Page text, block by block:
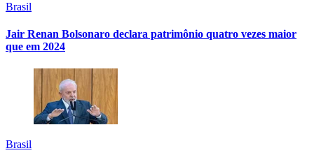
Brasil
Jair Renan Bolsonaro declara patrimônio quatro vezes maior
que em 2024
Brasil